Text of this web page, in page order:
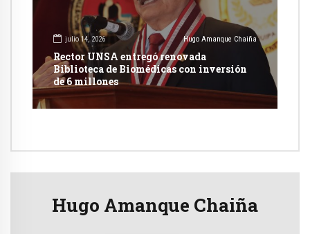
julio 14, 2026 Hugo Amanque Chaiña
Rector UNSA entregó renovada
Biblioteca de Biomédicas con inversión
de 6 millones
Hugo Amanque Chaiña